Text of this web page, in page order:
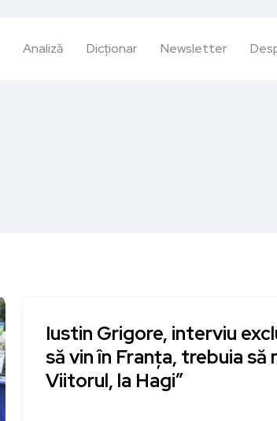
Analiză Dicționar Newsletter
Iustin Grigore, interviu
să vin în Franţa, trebuia să
Viitorul, la Hagi”